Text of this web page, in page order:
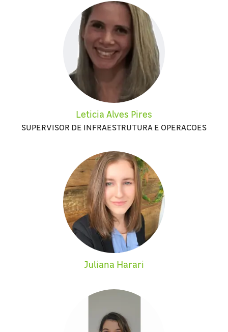
Leticia Alves Pires
SUPERVISOR DE INFRAESTRUTURA E OPERACOES
Juliana Harari